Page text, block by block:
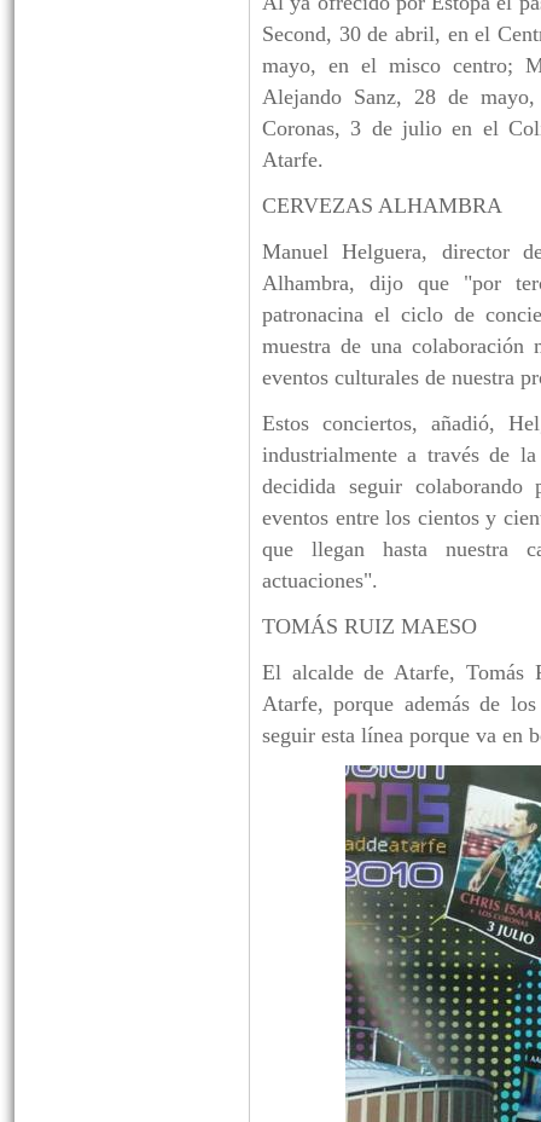
Second, 30 de abril, en el
mayo, en el misco centro;
Alejando Sanz, 28 de
Coronas, 3 de julio en el
Atarfe.
CERVEZAS ALHAMBRA
Manuel Helguera, director
Alhambra, dijo que "por
patronacina el ciclo de
muestra de una colaboración
eventos culturales de nuestra
Estos conciertos, añadió,
industrialmente a través de
decidida seguir
eventos entre los cientos y
que llegan hasta nuestra
actuaciones".
TOMÁS RUIZ MAESO
El alcalde de Atarfe, Tomás
Atarfe, porque además de
seguir esta línea porque va en